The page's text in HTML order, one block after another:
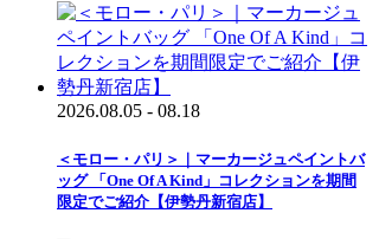
2026.08.05 - 08.18
＜モロー・パリ＞｜マーカージュペイントバ
ッグ 「One Of A Kind」コレクションを期間
限定でご紹介【伊勢丹新宿店】